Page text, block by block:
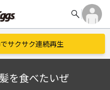
search
サクサク連続再生
を食べたいぜ